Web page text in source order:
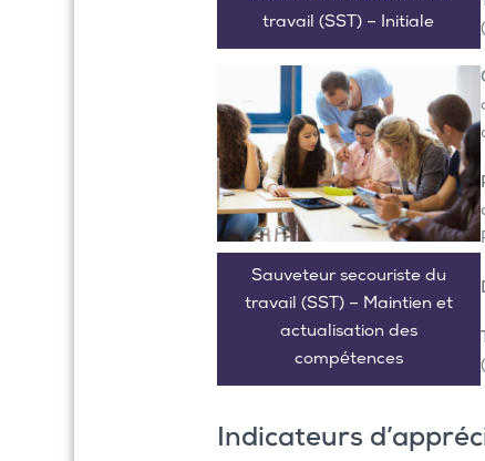
travail (SST) – Initiale
Sauveteur secouriste du
travail (SST) – Maintien et
actualisation des
compétences
Indicateurs